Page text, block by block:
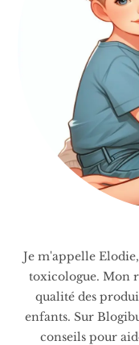
Je m'appelle
toxicologue. Mon
qualité des
enfants. Sur
conseils pour